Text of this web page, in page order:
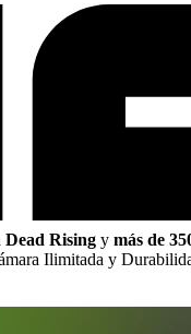
Dead Rising y más de
Ilimitada y